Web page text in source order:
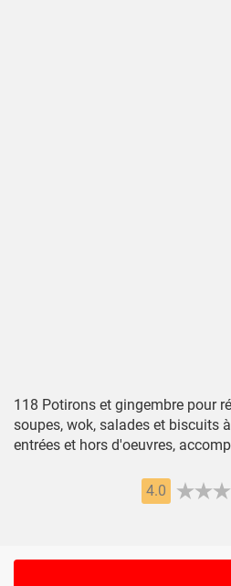
118 Potirons et gingembre pour
soupes, wok, salades et biscuits
entrées et hors d'oeuvres,
4.0